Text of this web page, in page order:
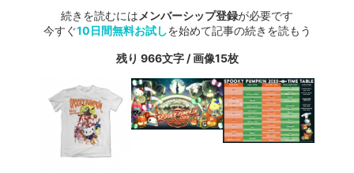
続きを読むには メンバーシップ登録が必要です
今すぐ10日間無料お試しを始めて記事の続きを読もう
残り 966文字 / 画像15枚